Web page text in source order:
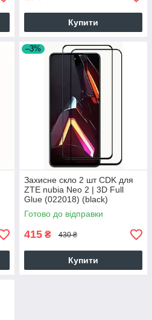
Купити
–3%
Захисне скло 2 шт CDK для
ZTE nubia Neo 2 | 3D Full
Glue (022018) (black)
Готово до відправки
415 ₴ 430 ₴
Купити